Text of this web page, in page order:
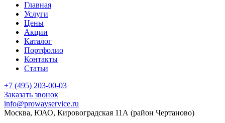
Главная
Услуги
Цены
Акции
Каталог
Портфолио
Контакты
Статьи
+7 (495) 203-00-03
Заказать звонок
info@prowayservice.ru
Москва, ЮАО, Кировоградская 11А (район Чертаново)